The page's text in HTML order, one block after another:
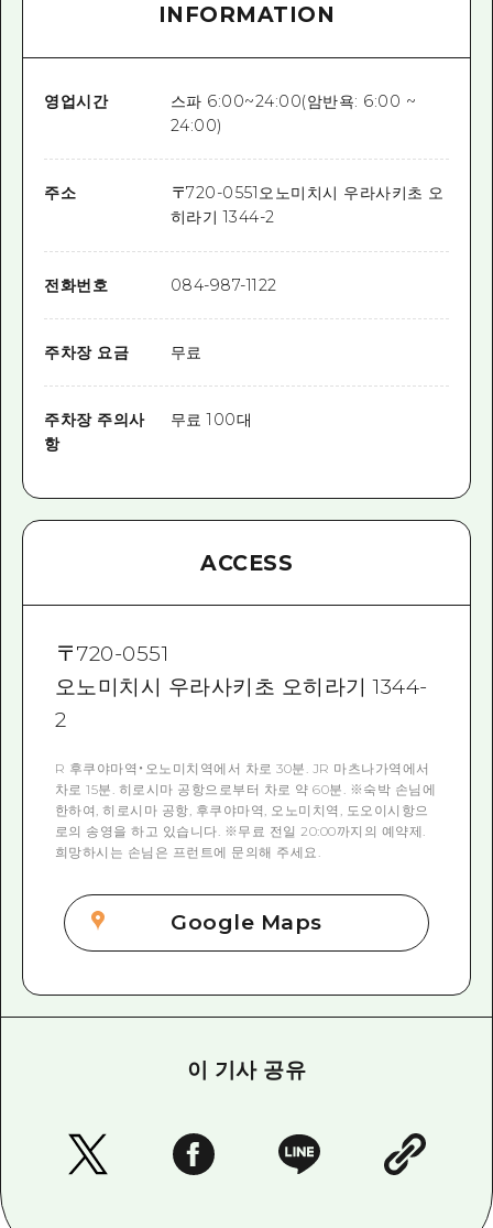
INFORMATION
영업시간
스파 6:00~24:00(암반욕: 6:00 ~
24:00)
주소 〒720-0551오노미치시 우라사키초 오
히라기 1344-2
전화번호 084-987-1122
주차장 요금 무료
주차장 주의사
항
무료 100대
ACCESS
〒720-0551
오노미치시 우라사키초 오히라기 1344-
2
R 후쿠야마역・오노미치역에서 차로 30분. JR 마츠나가역에서
차로 15분. 히로시마 공항으로부터 차로 약 60분. ※숙박 손님에
한하여, 히로시마 공항, 후쿠야마역, 오노미치역, 도오이시항으
로의 송영을 하고 있습니다. ※무료 전일 20:00까지의 예약제.
희망하시는 손님은 프런트에 문의해 주세요.
Google Maps
이 기사 공유